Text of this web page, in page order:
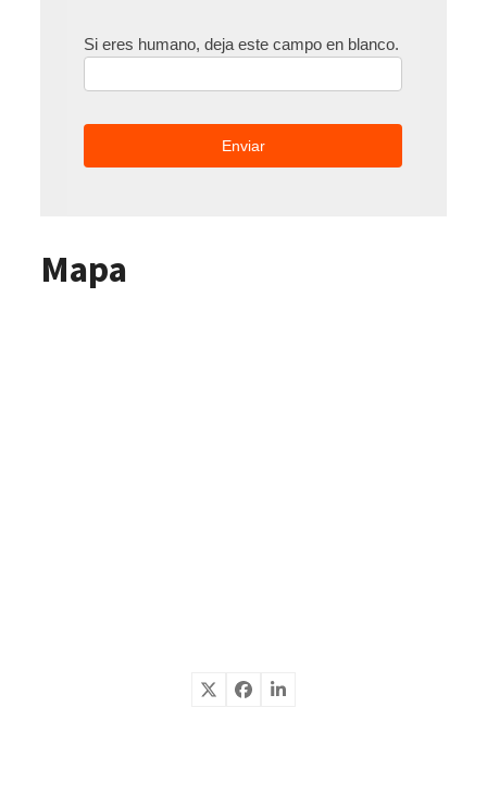
Si eres humano, deja este campo en blanco.
Mapa